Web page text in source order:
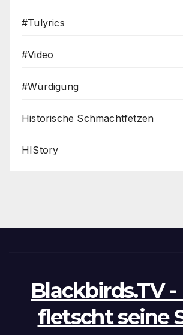
#Tulyrics
#Video
#Würdigung
Historische Schmachtfetzen
HIStory
Blackbirds.TV
fletscht seine